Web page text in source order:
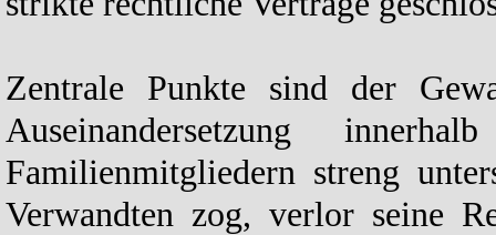
Zentrale Punkte sind der
Auseinandersetzung
Familienmitgliedern streng
Verwandten zog, verlor seine